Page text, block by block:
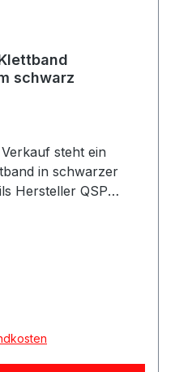
schwarz
steht ein
in schwarzer
Hersteller QSP
Leichte und
und Außenbereich
Klettverbindung Gute